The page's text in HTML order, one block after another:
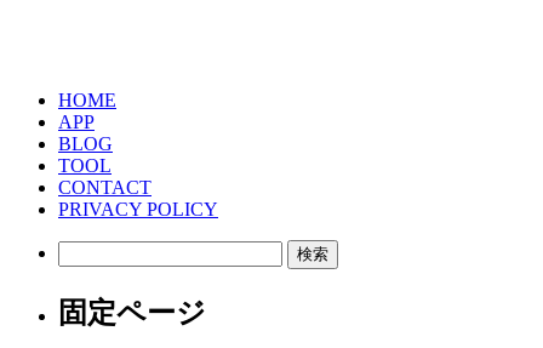
HOME
APP
BLOG
TOOL
CONTACT
PRIVACY POLICY
固定ページ